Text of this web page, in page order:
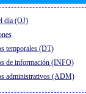
día (OJ)
temporales (DT)
de información (INFO)
administrativos (ADM)